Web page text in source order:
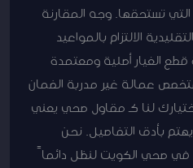
تستحقها. وجه المقارنة
الالتزام بالمواعيد
الغيار أصلية ومعتمدة
عمالة غير مدربة الضمان
لنا كـ مقاول صحي يعني
بأدق التفاصيل. نحن
في صحي الكويت لنظل دائماً